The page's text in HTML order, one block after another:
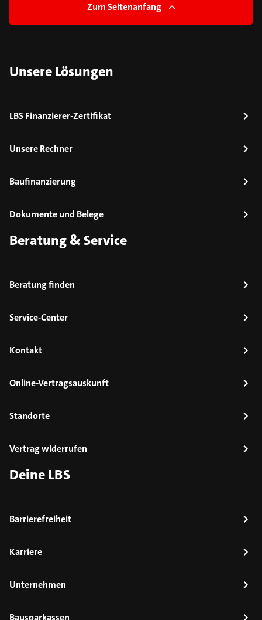
Zum Seitenanfang
Unsere Lösungen
LBS Finanzierer-Zertifikat
Unsere Rechner
Baufinanzierung
Dokumente und Belege
Beratung & Service
Beratung finden
Service-Center
Kontakt
Online-Vertragsauskunft
Standorte
Vertrag widerrufen
Deine LBS
Barrierefreiheit
Karriere
Unternehmen
Bausparkassen